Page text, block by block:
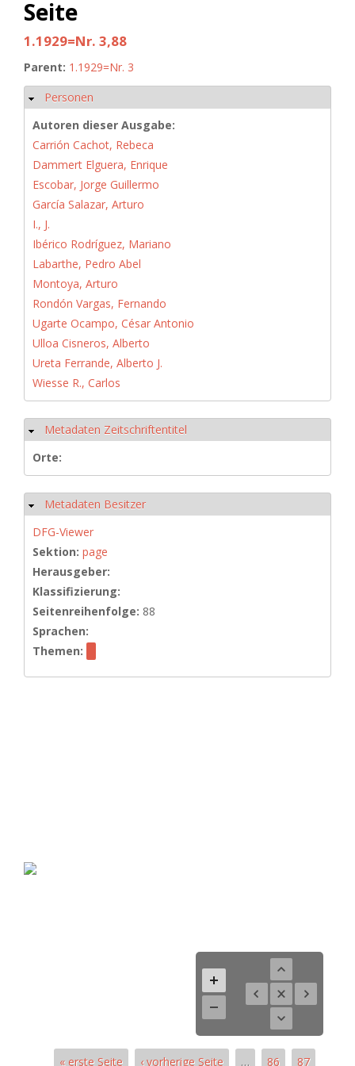
Seite
1.1929=Nr. 3,88
Parent: 1.1929=Nr. 3
Hide
Personen
Autoren dieser Ausgabe:
Carrión Cachot, Rebeca
Dammert Elguera, Enrique
Escobar, Jorge Guillermo
García Salazar, Arturo
I., J.
Ibérico Rodríguez, Mariano
Labarthe, Pedro Abel
Montoya, Arturo
Rondón Vargas, Fernando
Ugarte Ocampo, César Antonio
Ulloa Cisneros, Alberto
Ureta Ferrande, Alberto J.
Wiesse R., Carlos
Hide
Metadaten Zeitschriftentitel
Orte:
Hide
Metadaten Besitzer
DFG-Viewer
Sektion: page
Herausgeber:
Klassifizierung:
Seitenreihenfolge: 88
Sprachen:
Themen:
« erste Seite ‹ vorherige Seite … 86 87